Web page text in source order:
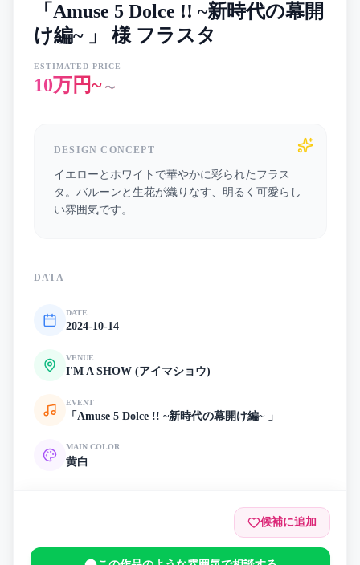
「Amuse 5 Dolce !! ~新時代の幕開
け編~ 」 様 フラスタ
ESTIMATED PRICE
10万円~ 〜
DESIGN CONCEPT
イエローとホワイトで華やかに彩られたフラス
タ。バルーンと生花が織りなす、明るく可愛らし
い雰囲気です。
DATA
DATE
2024-10-14
VENUE
I'M A SHOW (アイマショウ)
EVENT
「Amuse 5 Dolce !! ~新時代の幕開け編~ 」
MAIN COLOR
黄白
候補に追加